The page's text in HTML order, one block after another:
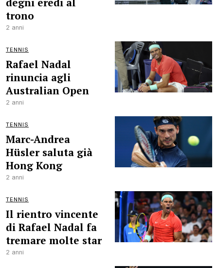
trono
2 anni
TENNIS
Rafael Nadal
rinuncia agli
Australian Open
2 anni
TENNIS
Marc-Andrea
Hüsler saluta già
Hong Kong
2 anni
TENNIS
Il rientro vincente
di Rafael Nadal fa
tremare molte star
2 anni